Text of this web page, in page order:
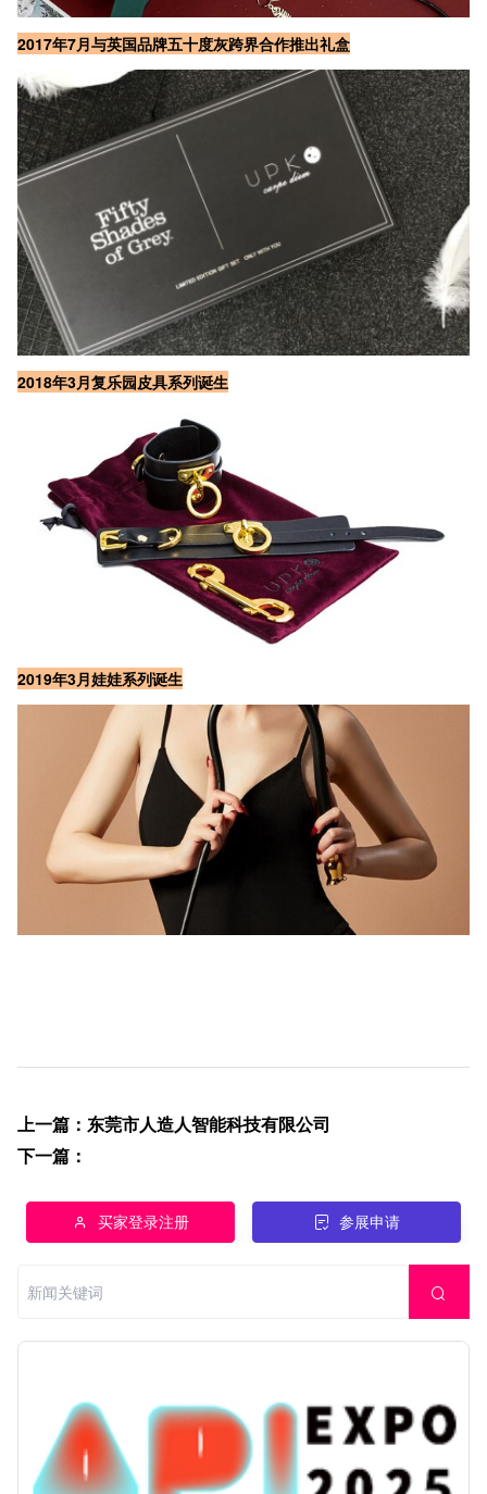
2017年7月与英国品牌五十度灰跨界合作推出礼盒
2018年3月复乐园皮具系列诞生
2019年3月娃娃系列诞生
上一篇 ： 东莞市人造人智能科技有限公司
下一篇 ：
买家登录注册 参展申请